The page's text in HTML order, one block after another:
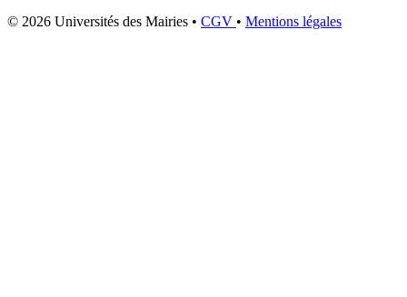
© 2026 Universités des Mairies • CGV • Mentions légales